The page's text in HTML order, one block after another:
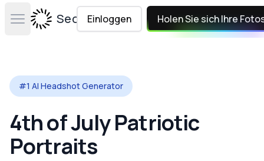
Open main menuSecta Labs
Einloggen Holen Sie sich Ihre
#1 AI Headshot Generator
4th of July Patriotic
Portraits